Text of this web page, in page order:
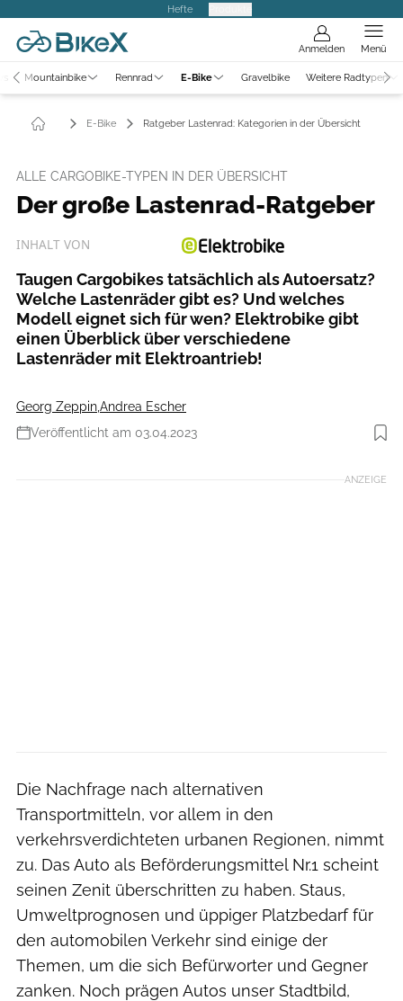
Hefte
Anmelden Menü
Mountainbike Rennrad E-Bike Gravelbike Weitere Radtypen
E-Bike Ratgeber Lastenrad: Kategorien in der Übersicht
ALLE CARGOBIKE-TYPEN IN DER ÜBERSICHT
Der große Lastenrad-Ratgeber
INHALT VON
Taugen Cargobikes tatsächlich als Autoersatz?
Welche Lastenräder gibt es? Und welches
Modell eignet sich für wen? Elektrobike gibt
einen Überblick über verschiedene
Lastenräder mit Elektroantrieb!
Georg ZeppinAndrea Escher
Veröffentlicht am 03.04.2023
Foto: Agron Beqiri
ANZEIGE
Die Nachfrage nach alternativen
Transportmitteln, vor allem in den
verkehrsverdichteten urbanen Regionen, nimmt
zu. Das Auto als Beförderungsmittel Nr.1 scheint
seinen Zenit überschritten zu haben. Staus,
Umweltprognosen und üppiger Platzbedarf für
den automobilen Verkehr sind einige der
Themen, um die sich Befürworter und Gegner
zanken. Noch prägen Autos unser Stadtbild,